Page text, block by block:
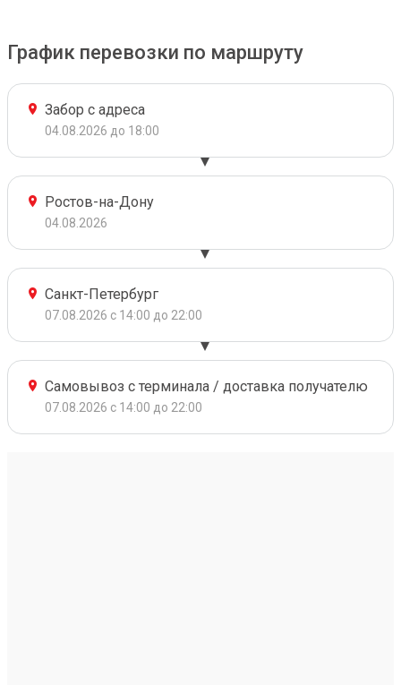
График перевозки по маршруту
Забор с адреса
04.08.2026 до 18:00
Ростов-на-Дону
04.08.2026
Санкт-Петербург
07.08.2026 с 14:00 до 22:00
Самовывоз с терминала / доставка получателю
07.08.2026 с 14:00 до 22:00